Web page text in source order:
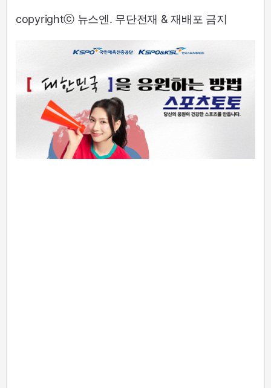
copyrightⓒ 뉴스엔. 무단전재 & 재배포 금지